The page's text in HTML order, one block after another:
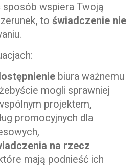
sposób wspiera Twoją
to świadczenie nie
biura ważnemu
mogli sprawniej
projektem,
promocyjnych dla
na rzecz
mają podnieść ich